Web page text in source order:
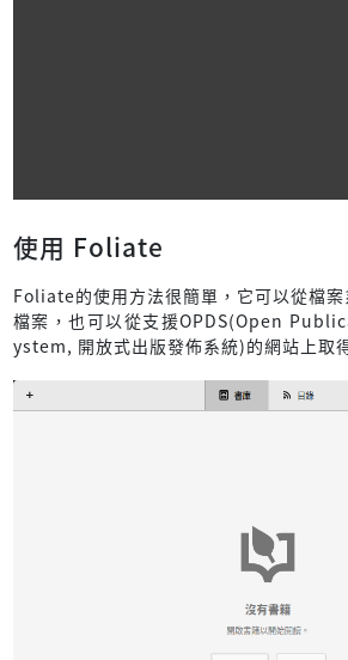
使用 Foliate
Foliate的使用方法很簡單，它可以從檔
檔案，也可以從支援OPDS(Open
ystem, 開放式出版發佈系統)的網站上取